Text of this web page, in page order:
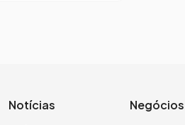
Notícias Negócios